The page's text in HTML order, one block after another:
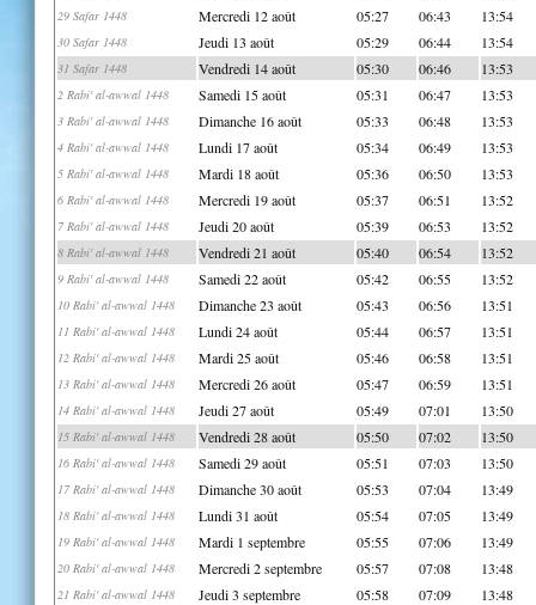
29 Safar 1448 Mercredi 12 août 05:27 06:43 13:54
30 Safar 1448 Jeudi 13 août 05:29 06:44 13:54
31 Safar 1448 Vendredi 14 août 05:30 06:46 13:53
2 Rabi' al-awwal 1448 Samedi 15 août 05:31 06:47 13:53
3 Rabi' al-awwal 1448 Dimanche 16 août 05:33 06:48 13:53
4 Rabi' al-awwal 1448 Lundi 17 août 05:34 06:49 13:53
5 Rabi' al-awwal 1448 Mardi 18 août 05:36 06:50 13:53
6 Rabi' al-awwal 1448 Mercredi 19 août 05:37 06:51 13:52
7 Rabi' al-awwal 1448 Jeudi 20 août 05:39 06:53 13:52
8 Rabi' al-awwal 1448 Vendredi 21 août 05:40 06:54 13:52
9 Rabi' al-awwal 1448 Samedi 22 août 05:42 06:55 13:52
10 Rabi' al-awwal 1448 Dimanche 23 août 05:43 06:56 13:51
11 Rabi' al-awwal 1448 Lundi 24 août 05:44 06:57 13:51
12 Rabi' al-awwal 1448 Mardi 25 août 05:46 06:58 13:51
13 Rabi' al-awwal 1448 Mercredi 26 août 05:47 06:59 13:51
14 Rabi' al-awwal 1448 Jeudi 27 août 05:49 07:01 13:50
15 Rabi' al-awwal 1448 Vendredi 28 août 05:50 07:02 13:50
16 Rabi' al-awwal 1448 Samedi 29 août 05:51 07:03 13:50
17 Rabi' al-awwal 1448 Dimanche 30 août 05:53 07:04 13:49
18 Rabi' al-awwal 1448 Lundi 31 août 05:54 07:05 13:49
19 Rabi' al-awwal 1448 Mardi 1 septembre 05:55 07:06 13:49
20 Rabi' al-awwal 1448 Mercredi 2 septembre 05:57 07:08 13:48
21 Rabi' al-awwal 1448 Jeudi 3 septembre 05:58 07:09 13:48